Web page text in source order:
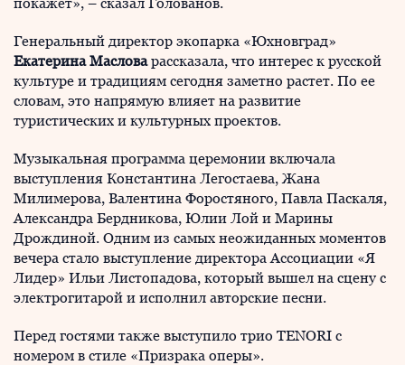
Генеральный директор экопарка «Юхновград»
Екатерина Масловарассказала, что интерес к русской
культуре и традициям сегодня заметно растет. По ее
словам, это напрямую влияет на развитие
туристических и культурных проектов.
Музыкальная программа церемонии включала
выступления Константина Легостаева, Жана
Милимерова, Валентина Форостяного, Павла Паскаля,
Александра Бердникова, Юлии Лой и Марины
Дрождиной. Одним из самых неожиданных моментов
вечера стало выступление директора Ассоциации «Я
Лидер» Ильи Листопадова, который вышел на сцену с
электрогитарой и исполнил авторские песни.
Перед гостями также выступило трио TENORI с
номером в стиле «Призрака оперы».